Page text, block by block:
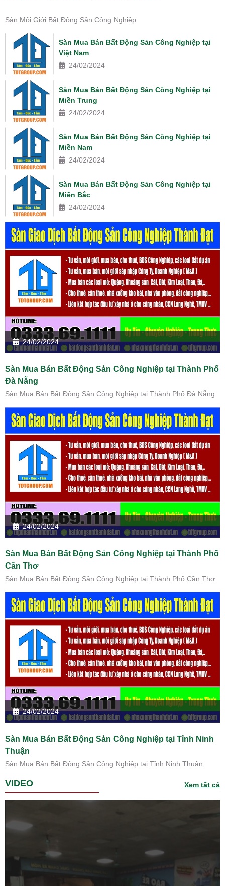
Sàn Môi Giới Bất Động Sản Công Nghiệp
Sàn Mua Bán Bất Động Sản Công Nghiệp tại
Việt Nam
24/02/2024
Sàn Mua Bán Bất Động Sản Công Nghiệp tại
Miền Trung
24/02/2024
Sàn Mua Bán Bất Động Sản Công Nghiệp tại
Miền Nam
24/02/2024
Sàn Mua Bán Bất Động Sản Công Nghiệp tại
Miền Bắc
24/02/2024
24/02/2024
Sàn Mua Bán Bất Động Sản Công Nghiệp tại Thành Phố
Đà Nẵng
Sàn Mua Bán Bất Động Sản Công Nghiệp tại Thành Phố Đà Nẵng
24/02/2024
Sàn Mua Bán Bất Động Sản Công Nghiệp tại Thành Phố
Cần Thơ
Sàn Mua Bán Bất Động Sản Công Nghiệp tại Thành Phố Cần Thơ
24/02/2024
Sàn Mua Bán Bất Động Sản Công Nghiệp tại Tỉnh Ninh
Thuận
Sàn Mua Bán Bất Động Sản Công Nghiệp tại Tỉnh Ninh Thuận
VIDEO Xem tất cả